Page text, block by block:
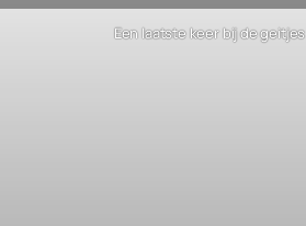
Een laatste keer bij de geitjes